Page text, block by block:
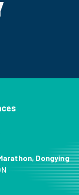
Dongying